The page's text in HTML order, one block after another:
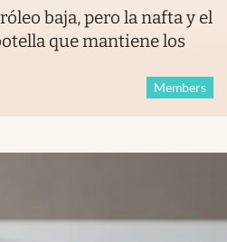
baja, pero la nafta y el
que mantiene los
Members